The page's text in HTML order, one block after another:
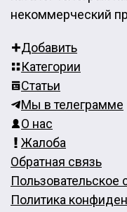
некоммерческий
Добавить
Категории
Статьи
Мы в телеграмме
О нас
Жалоба
Обратная связь
Пользовательское
Политика